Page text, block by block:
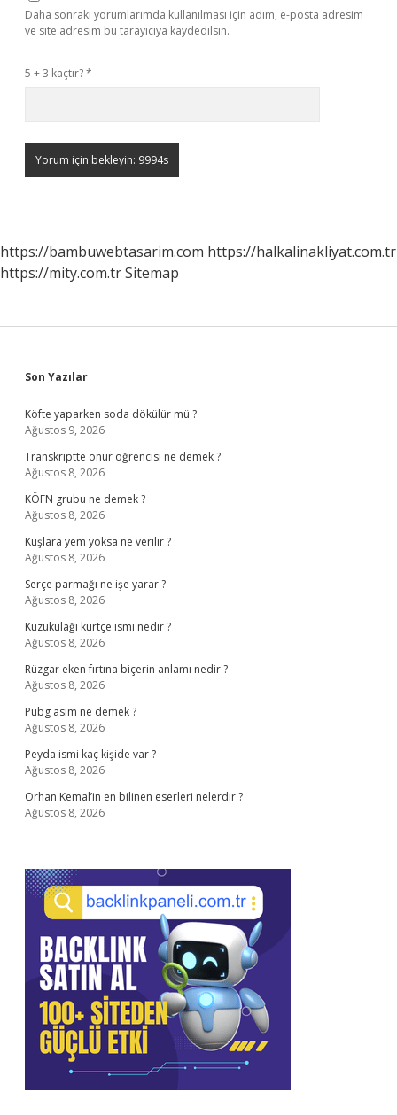
Daha sonraki yorumlarımda kullanılması için adım, e-posta adresim
ve site adresim bu tarayıcıya kaydedilsin.
5 + 3 kaçtır?*
https://bambuwebtasarim.com https://halkalinakliyat.com.tr
https://mity.com.trSitemap
Sidebar
Son Yazılar
Köfte yaparken soda dökülür mü ?
Ağustos 9, 2026
Transkriptte onur öğrencisi ne demek ?
Ağustos 8, 2026
KÖFN grubu ne demek ?
Ağustos 8, 2026
Kuşlara yem yoksa ne verilir ?
Ağustos 8, 2026
Serçe parmağı ne işe yarar ?
Ağustos 8, 2026
Kuzukulağı kürtçe ismi nedir ?
Ağustos 8, 2026
Rüzgar eken fırtına biçerin anlamı nedir ?
Ağustos 8, 2026
Pubg asım ne demek ?
Ağustos 8, 2026
Peyda ismi kaç kişide var ?
Ağustos 8, 2026
Orhan Kemal’in en bilinen eserleri nelerdir ?
Ağustos 8, 2026